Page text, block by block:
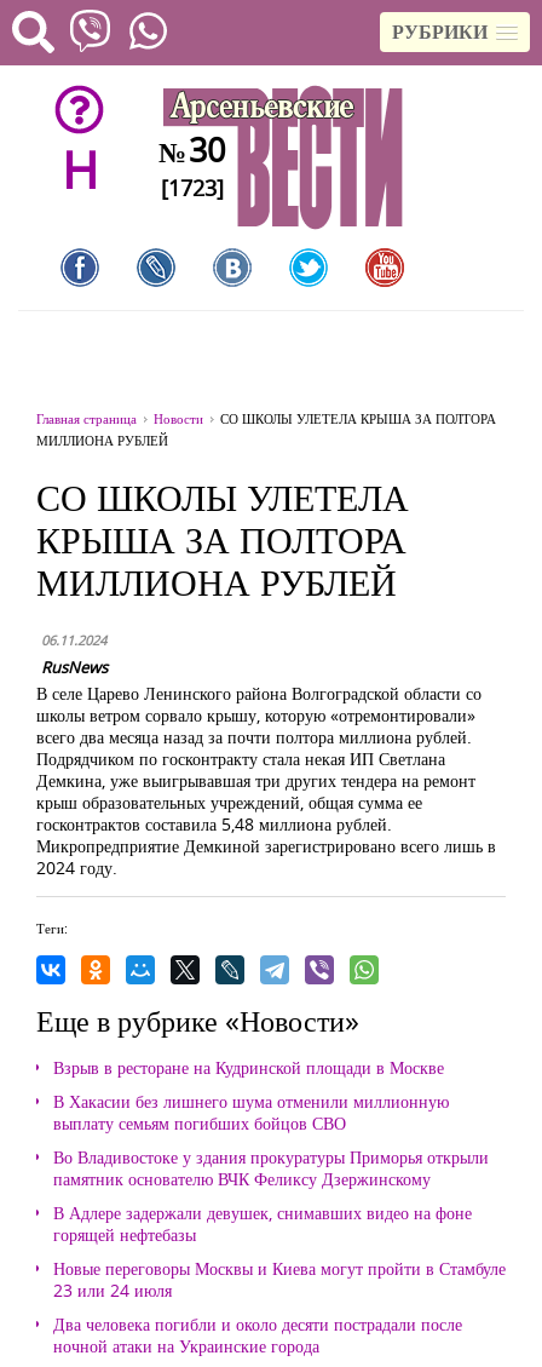
РУБРИКИ
H №30
[1723]
Главная страница Новости
СО ШКОЛЫ УЛЕТЕЛА КРЫША ЗА ПОЛТОРА
МИЛЛИОНА РУБЛЕЙ
СО ШКОЛЫ УЛЕТЕЛА
КРЫША ЗА ПОЛТОРА
МИЛЛИОНА РУБЛЕЙ
06.11.2024
RusNews
В селе Царево Ленинского района Волгоградской области со
школы ветром сорвало крышу, которую «отремонтировали»
всего два месяца назад за почти полтора миллиона рублей.
Подрядчиком по госконтракту стала некая ИП Светлана
Демкина, уже выигрывавшая три других тендера на ремонт
крыш образовательных учреждений, общая сумма ее
госконтрактов составила 5,48 миллиона рублей.
Микропредприятие Демкиной зарегистрировано всего лишь в
2024 году.
Теги:
Еще в рубрике «Новости»
Взрыв в ресторане на Кудринской площади в Москве
В Хакасии без лишнего шума отменили миллионную
выплату семьям погибших бойцов СВО
Во Владивостоке у здания прокуратуры Приморья открыли
памятник основателю ВЧК Феликсу Дзержинскому
В Адлере задержали девушек, снимавших видео на фоне
горящей нефтебазы
Новые переговоры Москвы и Киева могут пройти в Стамбуле
23 или 24 июля
Два человека погибли и около десяти пострадали после
ночной атаки на Украинские города